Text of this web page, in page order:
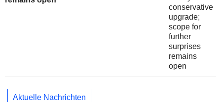
Aktuelle Nachrichten